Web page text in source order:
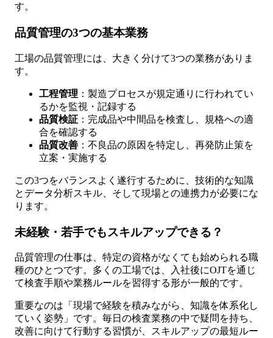
す。
品質管理の3つの基本業務
工場の品質管理には、大きく分けて3つの業務がありま
す。
工程管理 ：製造プロセスが規定通りに行われてい
るかを監視・記録する
品質検証 ：完成品や中間品を検査し、規格への適
合を確認する
品質改善 ：不良品の原因を特定し、再発防止策を
立案・実施する
この3つをバランスよく遂行するために、技術的な知識
とデータ分析スキル、そして現場との連携力が必要にな
ります。
未経験・若手でもスキルアップできる？
品質管理の仕事は、特定の資格がなくても始められる職
種のひとつです。多くの工場では、入社後にOJTを通じ
て検査手順や業務ルールを習得する形が一般的です。
重要なのは「現場で経験を積みながら、知識を体系化し
ていく姿勢」です。毎日の検査業務の中で疑問を持ち、
改善に向けて行動する習慣が、スキルアップの最短ルー